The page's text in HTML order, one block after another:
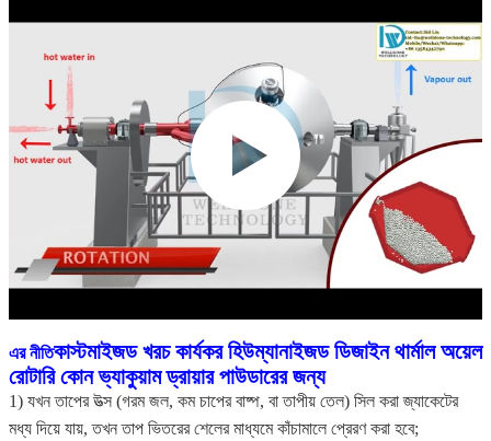
এর নীতিকাস্টমাইজড খরচ কার্যকর হিউম্যানাইজড ডিজাইন থার্মাল অয়েল
রোটারি কোন ভ্যাকুয়াম ড্রায়ার পাউডারের জন্য
1) যখন তাপের উত্স (গরম জল, কম চাপের বাষ্প, বা তাপীয় তেল) সিল করা জ্যাকেটের
মধ্য দিয়ে যায়, তখন তাপ ভিতরের শেলের মাধ্যমে কাঁচামালে প্রেরণ করা হবে;